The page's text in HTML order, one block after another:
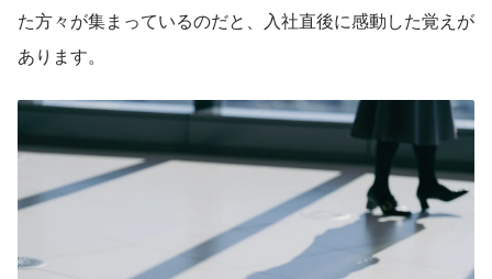
た方々が集まっているのだと、入社直後に感動した覚えが
あります。